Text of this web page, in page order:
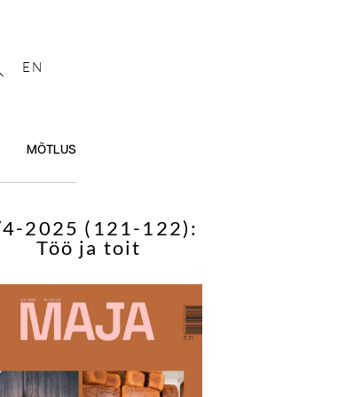
EN
MÕTLUS
2025 (121-122):
Töö ja toit